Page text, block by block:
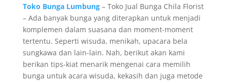
Toko Bunga Lumbung– Toko Jual Bunga Chila Florist
– Ada banyak bunga yang diterapkan untuk menjadi
komplemen dalam suasana dan moment-moment
tertentu. Seperti wisuda, menikah, upacara bela
sungkawa dan lain-lain. Nah, berikut akan kami
berikan tips-kiat menarik mengenai cara memilih
bunga untuk acara wisuda, kekasih dan juga metode